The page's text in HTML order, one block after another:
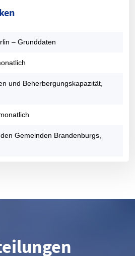
– Grunddaten
und Beherbergungskapazität,
Gemeinden Brandenburgs,